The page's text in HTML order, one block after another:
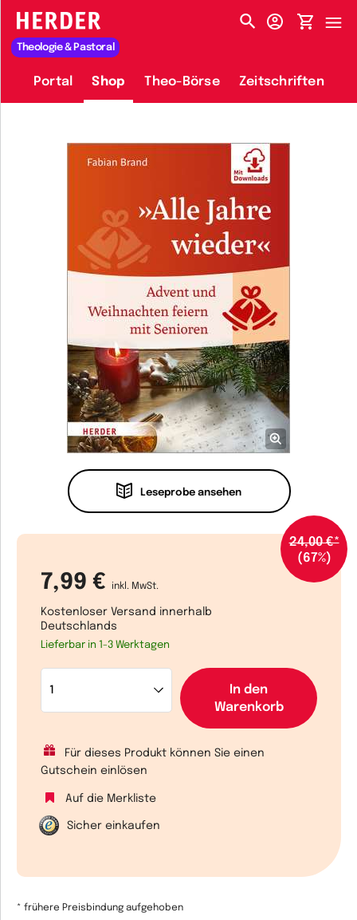
HERDER-MENÜ
Theologie & Pastoral
Portal Shop Theo-Börse Zeitschriften
Leseprobe ansehen
24,00 €*
(67%)
7,99 € inkl. MwSt.
Kostenloser Versand innerhalb
Deutschlands
Lieferbar in 1-3 Werktagen
In den
Warenkorb
Für dieses Produkt können Sie einen
Gutschein einlösen
Auf die Merkliste
Sicher einkaufen
* frühere Preisbindung aufgehoben